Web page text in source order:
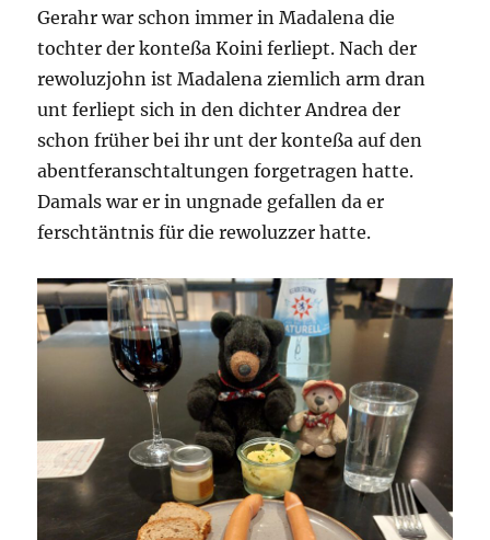
Gerahr war schon immer in Madalena die
tochter der konteßa Koini ferliept. Nach der
rewoluzjohn ist Madalena ziemlich arm dran
unt ferliept sich in den dichter Andrea der
schon früher bei ihr unt der konteßa auf den
abentferanschtaltungen forgetragen hatte.
Damals war er in ungnade gefallen da er
ferschtäntnis für die rewoluzzer hatte.